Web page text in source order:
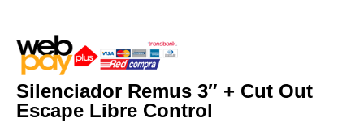
Silenciador Remus 3″ + Cut Out
Escape Libre Control